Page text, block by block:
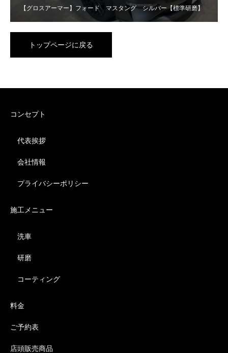
【グロスアーマー】フォード マスタング シルバー【標準研磨】
トップページに戻る
コンセプト
代表挨拶
会社情報
プライバシーポリシー
施工メニュー
洗車
研磨
コーティング
料金
ご予約表
店頭販売商品